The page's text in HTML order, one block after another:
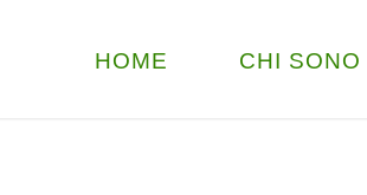
HOME CHI SONO